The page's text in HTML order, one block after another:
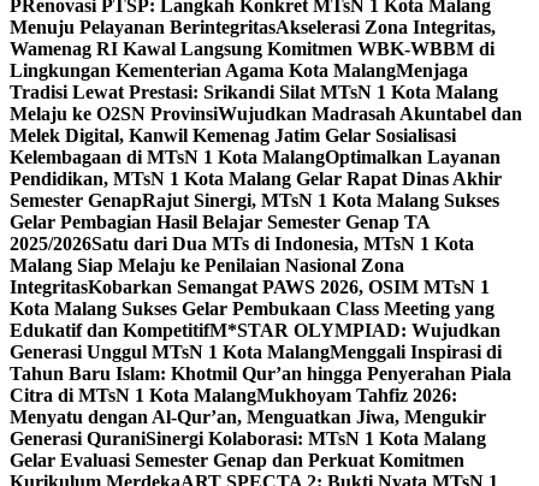
PRenovasi PTSP: Langkah Konkret MTsN 1 Kota Malang
Menuju Pelayanan BerintegritasAkselerasi Zona Integritas,
Wamenag RI Kawal Langsung Komitmen WBK-WBBM di
Lingkungan Kementerian Agama Kota MalangMenjaga
Tradisi Lewat Prestasi: Srikandi Silat MTsN 1 Kota Malang
Melaju ke O2SN ProvinsiWujudkan Madrasah Akuntabel dan
Melek Digital, Kanwil Kemenag Jatim Gelar Sosialisasi
Kelembagaan di MTsN 1 Kota MalangOptimalkan Layanan
Pendidikan, MTsN 1 Kota Malang Gelar Rapat Dinas Akhir
Semester GenapRajut Sinergi, MTsN 1 Kota Malang Sukses
Gelar Pembagian Hasil Belajar Semester Genap TA
2025/2026Satu dari Dua MTs di Indonesia, MTsN 1 Kota
Malang Siap Melaju ke Penilaian Nasional Zona
IntegritasKobarkan Semangat PAWS 2026, OSIM MTsN 1
Kota Malang Sukses Gelar Pembukaan Class Meeting yang
Edukatif dan KompetitifM*STAR OLYMPIAD: Wujudkan
Generasi Unggul MTsN 1 Kota MalangMenggali Inspirasi di
Tahun Baru Islam: Khotmil Qur’an hingga Penyerahan Piala
Citra di MTsN 1 Kota MalangMukhoyam Tahfiz 2026:
Menyatu dengan Al-Qur’an, Menguatkan Jiwa, Mengukir
Generasi QuraniSinergi Kolaborasi: MTsN 1 Kota Malang
Gelar Evaluasi Semester Genap dan Perkuat Komitmen
Kurikulum MerdekaART SPECTA 2: Bukti Nyata MTsN 1